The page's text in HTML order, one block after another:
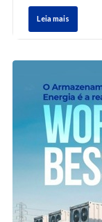
Leia mais